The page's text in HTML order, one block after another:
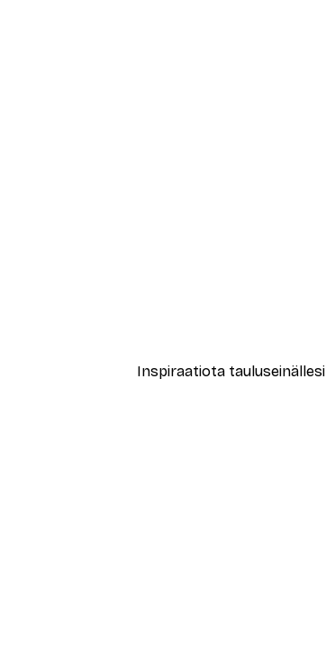
Inspiraatiota tauluseinällesi